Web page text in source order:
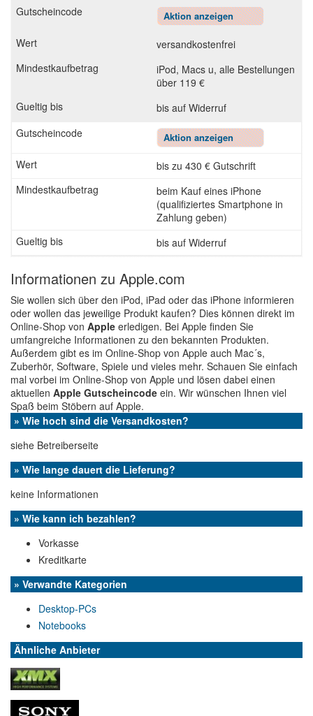
Aktion anzeigen
versandkostenfrei
iPod, Macs u, alle Bestellungen
über 119 €
bis auf Widerruf
Aktion anzeigen
bis zu 430 € Gutschrift
beim Kauf eines iPhone
(qualifiziertes Smartphone in
Zahlung geben)
bis auf Widerruf
Informationen zu Apple.com
Sie wollen sich über den iPod, iPad oder das iPhone informieren
oder wollen das jeweilige Produkt kaufen? Dies können direkt im
Online-Shop von Apple erledigen. Bei Apple finden Sie
umfangreiche Informationen zu den bekannten Produkten.
Außerdem gibt es im Online-Shop von Apple auch Mac´s,
Zuberhör, Software, Spiele und vieles mehr. Schauen Sie einfach
mal vorbei im Online-Shop von Apple und lösen dabei einen
aktuellen Apple Gutscheincode ein. Wir wünschen Ihnen viel
Spaß beim Stöbern auf Apple.
» Wie hoch sind die Versandkosten?
siehe Betreiberseite
» Wie lange dauert die Lieferung?
keine Informationen
» Wie kann ich bezahlen?
Vorkasse
Kreditkarte
» Verwandte Kategorien
Desktop-PCs
Notebooks
Ähnliche Anbieter